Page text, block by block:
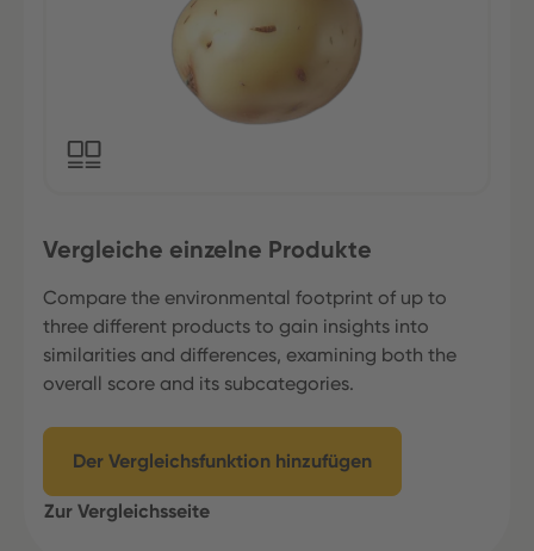
Vergleiche einzelne Produkte
Compare the environmental footprint of up to
three different products to gain insights into
similarities and differences, examining both the
overall score and its subcategories.
Der Vergleichsfunktion hinzufügen
Zur Vergleichsseite